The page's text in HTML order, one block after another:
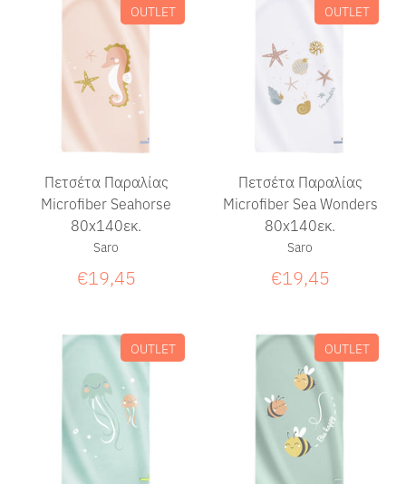
Πετσέτα Παραλίας
Microfiber Seahorse
80x140εκ.
Saro
€19,45
OUTLET
Πετσέτα Παραλίας
Microfiber Sea Wonders
80x140εκ.
Saro
€19,45
OUTLET
OUTLET OUTLET